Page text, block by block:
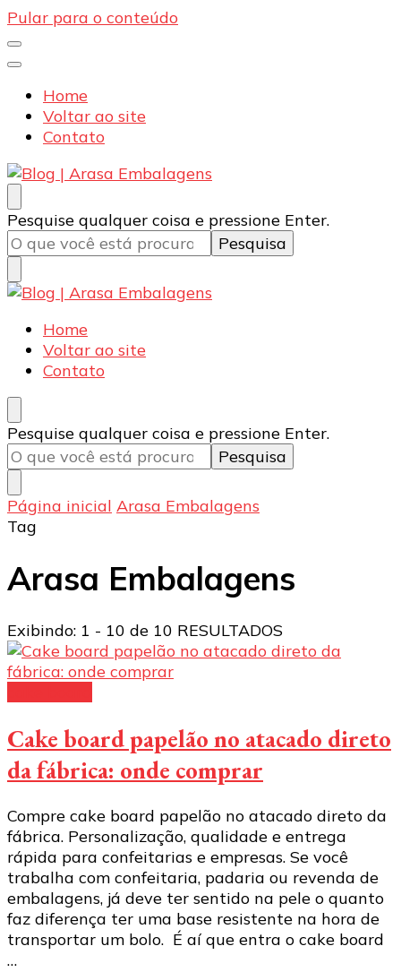
Pular para o conteúdo
Home
Voltar ao site
Contato
Blog | Arasa Embalagens
Confira conteúdos sobre embalagens para pizzas,
doces e salgados. Tudo para seu comércio com a
qualidade Arasa. Leia nossos conteúdos!
Procurando
algo?
Pesquise qualquer coisa e pressione Enter.
Blog | Arasa Embalagens
Confira conteúdos sobre embalagens para pizzas,
doces e salgados. Tudo para seu comércio com a
qualidade Arasa. Leia nossos conteúdos!
Home
Voltar ao site
Contato
Procurando
algo?
Pesquise qualquer coisa e pressione Enter.
Página inicial Arasa Embalagens
Tag
Arasa Embalagens
Exibindo: 1 - 10 de 10 RESULTADOS
Cake board papelão no atacado direto
da fábrica: onde comprar
Compre cake board papelão no atacado direto da
fábrica. Personalização, qualidade e entrega
rápida para confeitarias e empresas. Se você
trabalha com confeitaria, padaria ou revenda de
embalagens, já deve ter sentido na pele o quanto
faz diferença ter uma base resistente na hora de
transportar um bolo. É aí que entra o cake board
…